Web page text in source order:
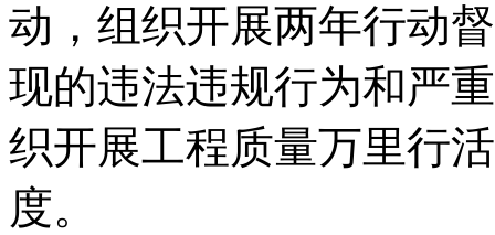
动，组织开展两年行动
现的违法违规行为和严
织开展工程质量万里行
度。